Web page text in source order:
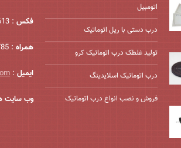
اتومبیل
درب دستی با ریل اتوماتیک
تولید غلطک درب اتوماتیک کرو
درب اتوماتیک اسلایدینگ
فروش و نصب انواع درب اتوماتیک
فکس : 43855613 – 021
همراه : 09124723785
ایمیل :
وب سایت